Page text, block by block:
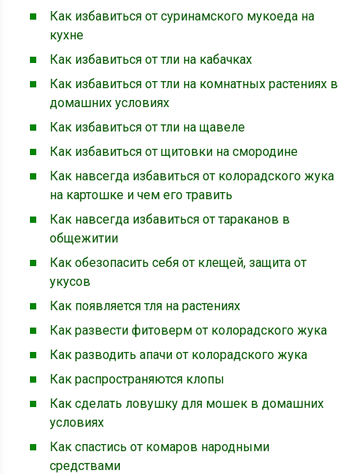
Как избавиться от суринамского мукоеда на
кухне
Как избавиться от тли на кабачках
Как избавиться от тли на комнатных растениях в
домашних условиях
Как избавиться от тли на щавеле
Как избавиться от щитовки на смородине
Как навсегда избавиться от колорадского жука
на картошке и чем его травить
Как навсегда избавиться от тараканов в
общежитии
Как обезопасить себя от клещей, защита от
укусов
Как появляется тля на растениях
Как развести фитоверм от колорадского жука
Как разводить апачи от колорадского жука
Как распространяются клопы
Как сделать ловушку для мошек в домашних
условиях
Как спастись от комаров народными
средствами